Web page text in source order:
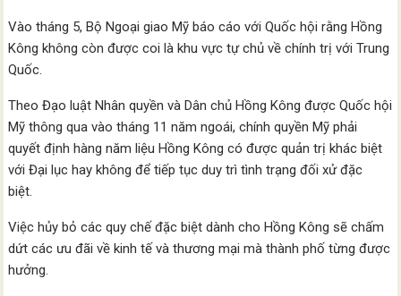
Vào tháng 5, Bộ Ngoại giao Mỹ báo cáo với Quốc hội rằng Hồng
Kông không còn được coi là khu vực tự chủ về chính trị với Trung
Quốc.
Theo Đạo luật Nhân quyền và Dân chủ Hồng Kông được Quốc hội
Mỹ thông qua vào tháng 11 năm ngoái, chính quyền Mỹ phải
quyết định hàng năm liệu Hồng Kông có được quản trị khác biệt
với Đại lục hay không để tiếp tục duy trì tình trạng đối xử đặc
biệt.
Việc hủy bỏ các quy chế đặc biệt dành cho Hồng Kông sẽ chấm
dứt các ưu đãi về kinh tế và thương mại mà thành phố từng được
hưởng.